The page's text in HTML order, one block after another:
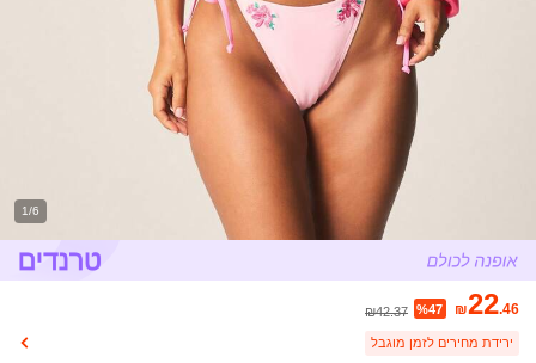
1/6
₪22.46
%47
₪42.37
ירידת מחירים לזמן מוגבל